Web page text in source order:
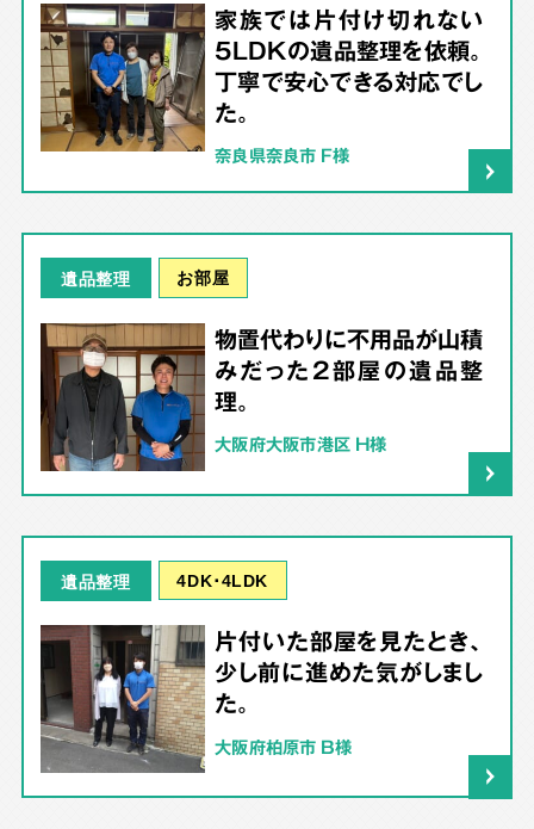
家族では片付け切れない
5LDKの遺品整理を依頼。
丁寧で安心できる対応でし
た。
奈良県奈良市 F様
遺品整理 お部屋
物置代わりに不用品が山積
みだった2部屋の遺品整
理。
大阪府大阪市港区 H様
遺品整理 4DK･4LDK
片付いた部屋を見たとき、
少し前に進めた気がしまし
た。
大阪府柏原市 B様